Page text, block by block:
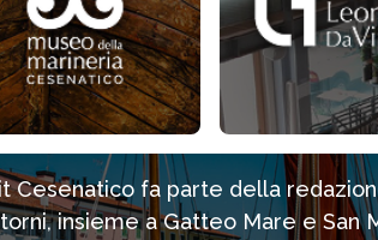
Cesenatico fa parte della
insieme a Gatteo Mare e San